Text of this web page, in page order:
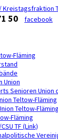
50 facebook
Fläming
Union
Senioren Union
Teltow-Fläming
Teltow-Fläming
Fläming
TF (Link)